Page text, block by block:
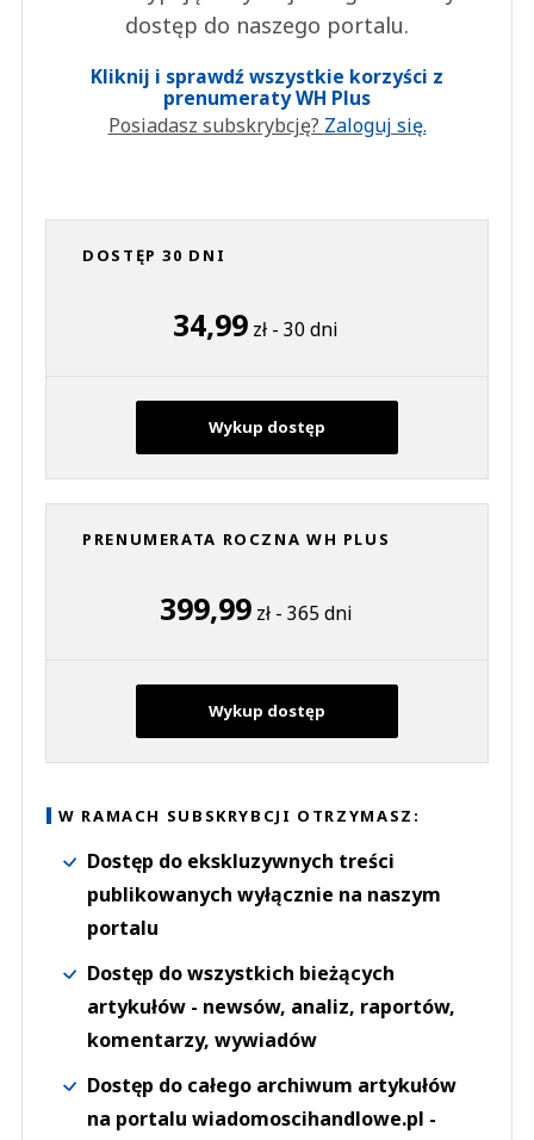
dostęp do naszego portalu.
Kliknij i sprawdź wszystkie korzyści z
prenumeraty WH Plus
Posiadasz subskrybcję? Zaloguj się.
DOSTĘP 30 DNI
34,99 zł - 30 dni
Wykup dostęp
PRENUMERATA ROCZNA WH PLUS
399,99zł - 365 dni
Wykup dostęp
W RAMACH SUBSKRYBCJI OTRZYMASZ:
Dostęp do ekskluzywnych treści
publikowanych wyłącznie na naszym
portalu
Dostęp do wszystkich bieżących
artykułów - newsów, analiz, raportów,
komentarzy, wywiadów
Dostęp do całego archiwum artykułów
na portalu wiadomoscihandlowe.pl -